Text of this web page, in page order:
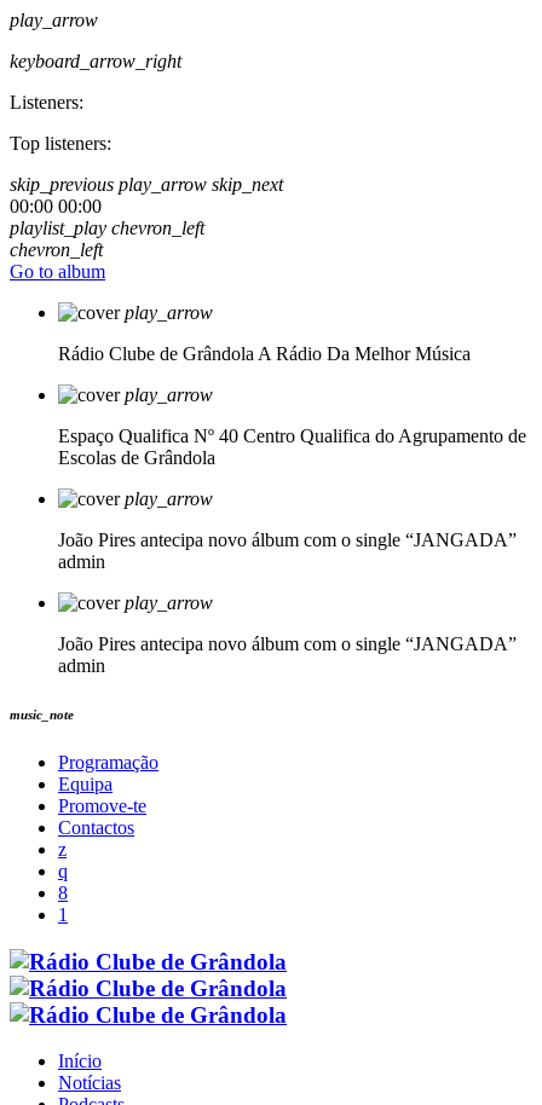
play_arrow
keyboard_arrow_right
Listeners:
Top listeners:
skip_previous play_arrow skip_next
00:00 00:00
playlist_play chevron_left
chevron_left
Go to album
play_arrow
Rádio Clube de Grândola A Rádio Da Melhor Música
play_arrow
Espaço Qualifica Nº 40 Centro Qualifica do Agrupamento de
Escolas de Grândola
play_arrow
João Pires antecipa novo álbum com o single “JANGADA”
admin
play_arrow
João Pires antecipa novo álbum com o single “JANGADA”
admin
music_note
Programação
Equipa
Promove-te
Contactos
Início
Notícias